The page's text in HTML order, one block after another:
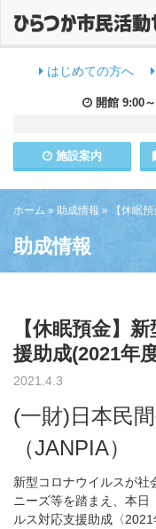
はじめての方へ
開館 9:00
施設案内
ホーム » 助成情報 »
【休眠
助成情報
【休眠預金】
援助成(2021年
2021.4.3
(一財)日本民
（JANPIA）
新型コロナウイルスが社
ニーズ等を踏まえ、本日
ルス対応支援助成〈